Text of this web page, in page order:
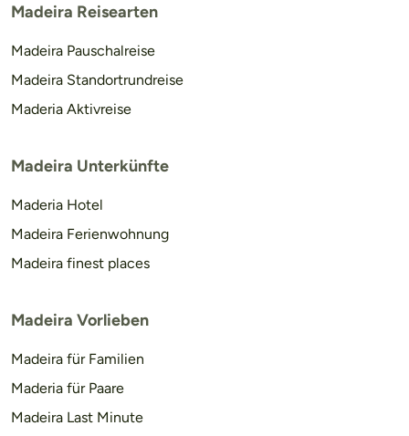
Madeira Reisearten
Madeira Pauschalreise
Madeira Standortrundreise
Maderia Aktivreise
Madeira Unterkünfte
Maderia Hotel
Madeira Ferienwohnung
Madeira finest places
Madeira Vorlieben
Madeira für Familien
Maderia für Paare
Madeira Last Minute